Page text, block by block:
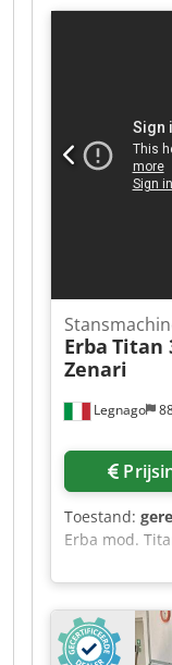
inspectie.
sluitingen.
Legnago
Erba Titan
Zenari
Toestand:
Erba mod.
ZENARI:
automatische
werkmodi
Automatische